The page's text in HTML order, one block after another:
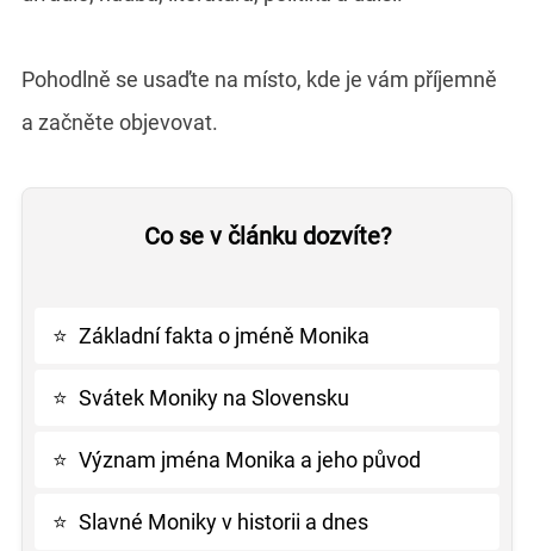
Pohodlně se usaďte na místo, kde je vám příjemně
a začněte objevovat.
Co se v článku dozvíte?
⭐ Základní fakta o jméně Monika
⭐ Svátek Moniky na Slovensku
⭐ Význam jména Monika a jeho původ
⭐ Slavné Moniky v historii a dnes